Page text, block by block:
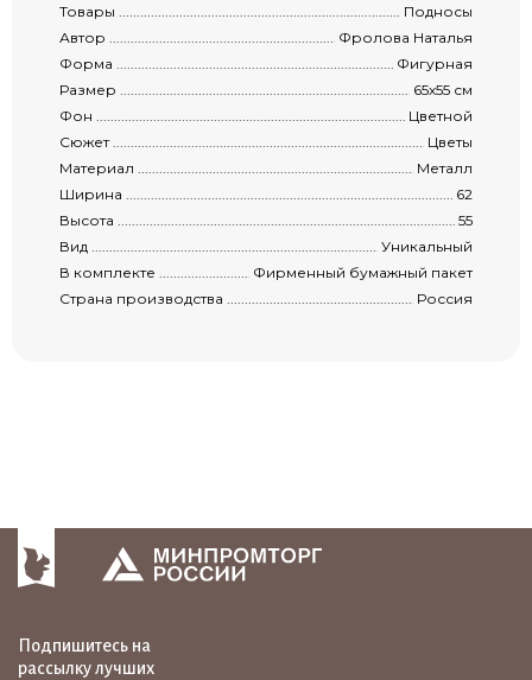
Товары
Подносы
Автор
Фролова Наталья
Форма
Фигурная
Размер
65х55 см
Фон
Цветной
Сюжет
Цветы
Материал
Металл
Ширина
62
Высота
55
Вид
Уникальный
В комплекте
Фирменный бумажный пакет
Страна производства
Россия
Подпишитесь на
рассылку лучших